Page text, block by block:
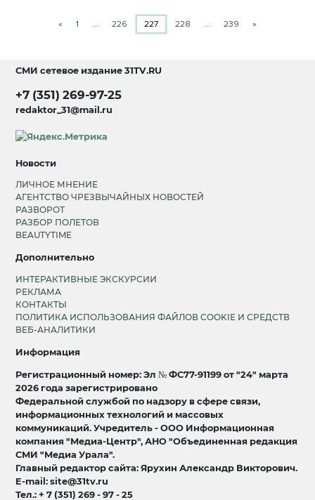
« 1 … 226 227 228 … 239 »
СМИ сетевое издание31TV.RU
+7 (351) 269-97-25
redaktor_31@mail.ru
Новости
ЛИЧНОЕ МНЕНИЕ
АГЕНТСТВО ЧРЕЗВЫЧАЙНЫХ НОВОСТЕЙ
РАЗВОРОТ
РАЗБОР ПОЛЕТОВ
BEAUTYTIME
Дополнительно
ИНТЕРАКТИВНЫЕ ЭКСКУРСИИ
РЕКЛАМА
КОНТАКТЫ
ПОЛИТИКА ИСПОЛЬЗОВАНИЯ ФАЙЛОВ COOKIE И СРЕДСТВ
ВЕБ-АНАЛИТИКИ
Информация
Регистрационный номер: Эл № ФС77-91199 от "24" марта
2026 года зарегистрировано
Федеральной службой по надзору в сфере связи,
информационных технологий и массовых
коммуникаций. Учредитель - ООО Информационная
компания "Медиа-Центр", АНО "Объединенная редакция
СМИ "Медиа Урала".
Главный редактор сайта: Ярухин Александр Викторович.
E-mail: site@31tv.ru
Тел.: + 7 (351) 269 - 97 - 25